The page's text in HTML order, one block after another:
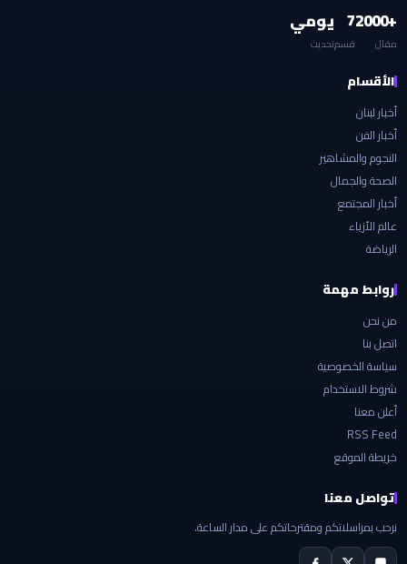
+2000
مقال
7
قسم
يومي
تحديث
الأقسام
أخبار لبنان
أخبار الفن
النجوم والمشاهير
الصحة والجمال
أخبار المجتمع
عالم الأزياء
الرياضة
روابط مهمة
من نحن
اتصل بنا
سياسة الخصوصية
شروط الاستخدام
أعلن معنا
RSS Feed
خريطة الموقع
تواصل معنا
نرحب بمراسلاتكم ومقترحاتكم على مدار الساعة.